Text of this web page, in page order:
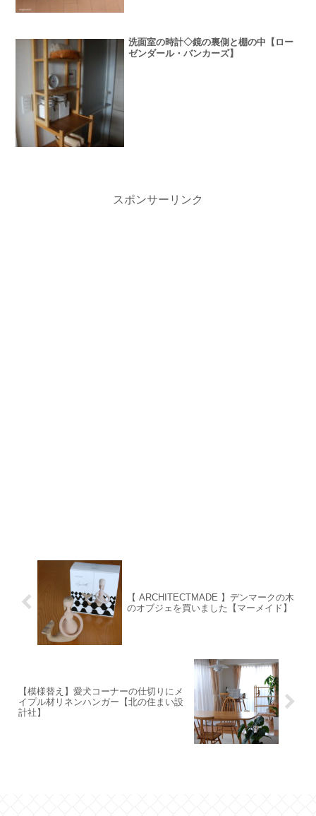
洗面室の時計◇鏡の裏側と棚の中【ロー
ゼンダール・バンカーズ】
スポンサーリンク
【 ARCHITECTMADE 】デンマークの木
のオブジェを買いました【マーメイド】
【模様替え】愛犬コーナーの仕切りにメ
イプル材リネンハンガー【北の住まい設
計社】